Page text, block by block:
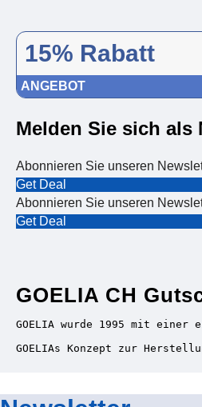
15% Rabatt
ANGEBOT
Melden Sie sich als
Abonnieren Sie unseren
Get Deal
Abonnieren Sie unseren
Get Deal
GOELIA CH
GOELIA wurde 1995 mit
GOELIAs Konzept zur